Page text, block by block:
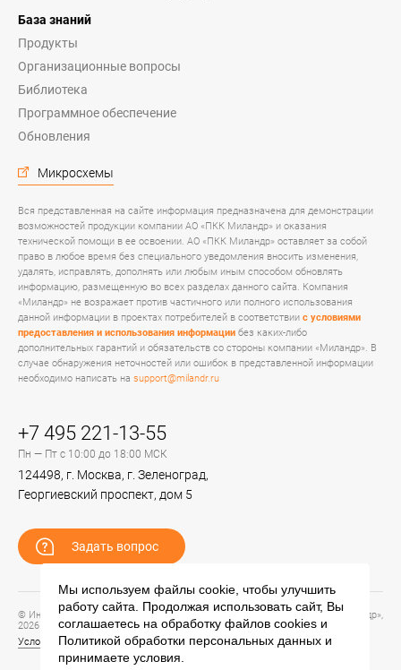
База знаний
Продукты
Организационные вопросы
Библиотека
Программное обеспечение
Обновления
Микросхемы
Вся представленная на сайте информация предназначена для демонстрации
возможностей продукции компании АО «ПКК Миландр» и оказания
технической помощи в ее освоении. АО «ПКК Миландр» оставляет за собой
право в любое время без специального уведомления вносить изменения,
удалять, исправлять, дополнять или любым иным способом обновлять
информацию, размещенную во всех разделах данного сайта. Компания
«Миландр» не возражает против частичного или полного использования
данной информации в проектах потребителей в соответствии с условиями
предоставления и использования информации без каких-либо
дополнительных гарантий и обязательств со стороны компании «Миландр». В
случае обнаружения неточностей или ошибок в представленной информации
необходимо написать на support@milandr.ru
+7 495 221-13-55
Пн — Пт с 10:00 до 18:00 МСК
124498, г. Москва, г. Зеленоград,
Георгиевский проспект, дом 5
Задать вопрос
© Информационный портал технической поддержки ЦП ИС АО «ПКК Миландр»,
2026
Условия предоставления и использования информации
Мы используем файлы cookie, чтобы улучшить
работу сайта. Продолжая использовать сайт, Вы
соглашаетесь на обработку файлов cookies и
Политикой обработки персональных данных и
принимаете условия.